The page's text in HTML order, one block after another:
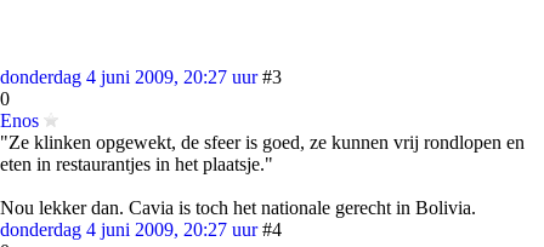
donderdag 4 juni 2009, 20:27 uur #3
0
Enos
"Ze klinken opgewekt, de sfeer is goed, ze kunnen vrij rondlopen en
eten in restaurantjes in het plaatsje."
Nou lekker dan. Cavia is toch het nationale gerecht in Bolivia.
donderdag 4 juni 2009, 20:27 uur #4